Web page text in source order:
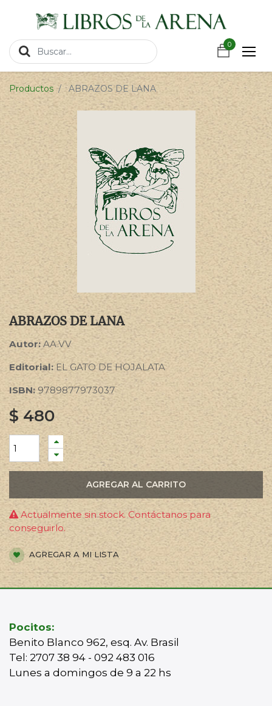
0
0
Productos ABRAZOS DE LANA
ABRAZOS DE LANA
Autor:AA.VV
Editorial: EL GATO DE HOJALATA
ISBN: 9789877973037
$480
AGREGAR AL CARRITO
Actualmente sin stock. Contáctanos para
conseguirlo.
AGREGAR A MI LISTA
Pocitos:
Benito Blanco 962, esq. Av. Brasil
Tel: 2707 38 94 - 092 483 016
Lunes a domingos de 9 a 22 hs